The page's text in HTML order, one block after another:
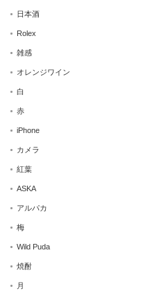
日本酒
Rolex
雑感
オレンジワイン
白
赤
iPhone
カメラ
紅葉
ASKA
アルパカ
梅
Wild Puda
焼酎
月